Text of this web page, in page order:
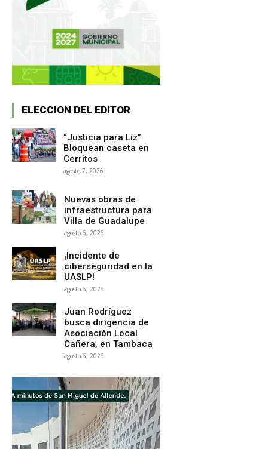
ELECCION DEL EDITOR
“Justicia para Liz”
Bloquean caseta en
Cerritos
agosto 7, 2026
Nuevas obras de
infraestructura para
Villa de Guadalupe
agosto 6, 2026
¡Incidente de
ciberseguridad en la
UASLP!
agosto 6, 2026
Juan Rodríguez
busca dirigencia de
Asociación Local
Cañera, en Tambaca
agosto 6, 2026